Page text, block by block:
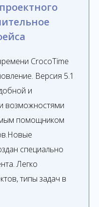
CrocoTime
Версия 5.1
и
возможностями
помощником
специально
Легко
типы задач в